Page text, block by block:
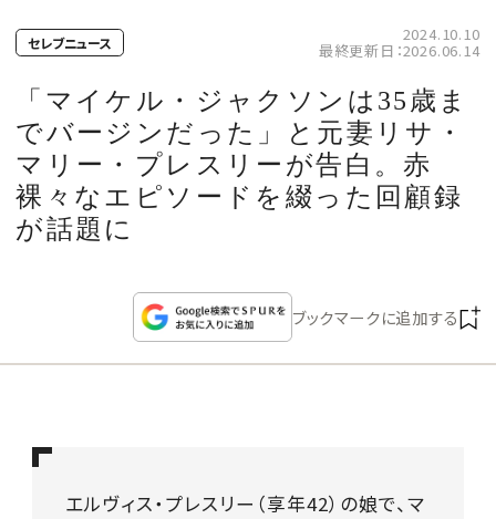
LIFESTYLE
CULTURE
CELEBRITY
WEDDING
セレブニュース 2024.10.10
最終更新日：2026.06.14
「マイケル・ジャクソンは35歳ま
でバージンだった」と元妻リサ・
マリー・プレスリーが告白。赤
裸々なエピソードを綴った回顧録
が話題に
ブックマークに追加する
エルヴィス・プレスリー（享年42）の娘で、マ